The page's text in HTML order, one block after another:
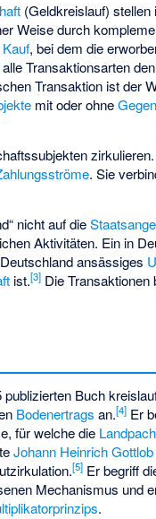
(Geldkreislauf)
Weise durch
Kauf, bei dem die
Transaktionsarten
Transaktion ist der
mit oder ohne
. Sie
nicht auf die
Aktivitäten. Ein in
ansässiges
ist.[3] Die Transaktionen
Buch
Bodenertrags an.[4] Er
für welche die
Johann Heinrich
.[5] Er begriff
Mechanismus und
.